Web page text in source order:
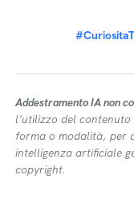
Addestramento IA non
l’utilizzo del
forma o modalità, per
intelligenza artificiale
copyright.